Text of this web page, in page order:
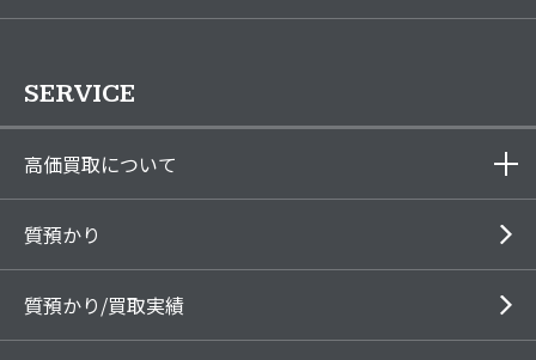
SERVICE
高価買取について
質預かり
質預かり/買取実績